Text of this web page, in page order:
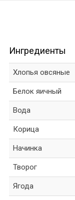
Ингредиенты
Хлопья овсяные
Белок яичный
Вода
Корица
Начинка
Творог
Ягода